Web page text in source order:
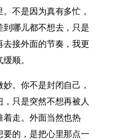
不是因为真有多忙，
哪儿都不想去，只是
接外面的节奏，我更
顺。
。你不是封闭自己，
只是突然不想再被人
着走。外面当然也热
要的，是把心里那点一